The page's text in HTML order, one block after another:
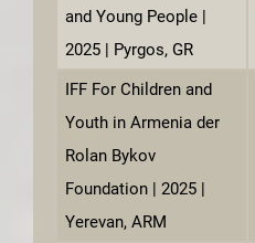
and Young People |
2025 | Pyrgos, GR
IFF For Children and
Youth in Armenia der
Rolan Bykov
Foundation | 2025 |
Yerevan, ARM